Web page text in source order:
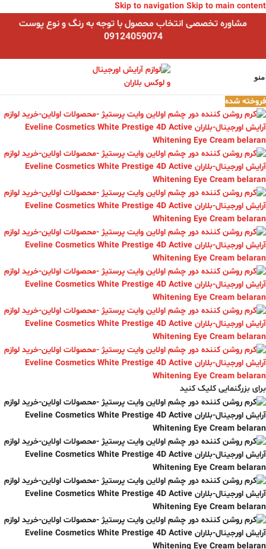
Skip to navigation Skip to main content
مشاوره تخصصی انتخاب محصول با توجه به رنگ و نوع پوست
09124059074
منو
فروخته شده
برای بزرگنمایی کلیک کنید